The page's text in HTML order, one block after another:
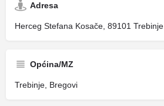
Adresa
Herceg Stefana Kosače, 89101 Trebinje
Općina/MZ
Trebinje, Bregovi